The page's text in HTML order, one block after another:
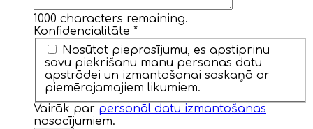
1000 characters remaining.
Konfidencialitāte *
Nosūtot pieprasījumu, es apstiprinu
savu piekrišanu manu personas datu
apstrādei un izmantošanai saskaņā ar
piemērojamajiem likumiem.
Vairāk par personāl datu izmantošanas
nosacījumiem.